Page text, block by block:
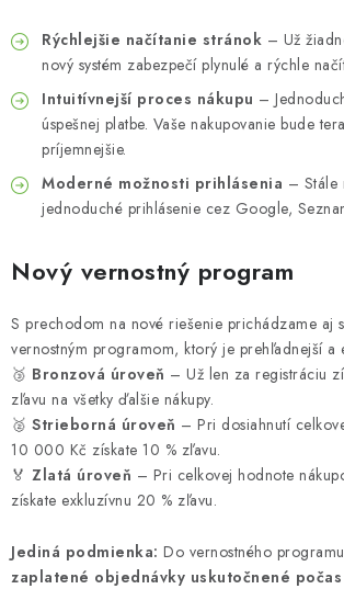
Doprava a platba Recenzie
Vernostný
Prečo Botanic?
Kontakty
Rýchlejšie načítanie stránok – Už
nový systém zabezpečí plynulé a rýchle
Intuitívnejší proces nákupu –
úspešnej platbe. Vaše nakupovanie bude
príjemnejšie.
Moderné možnosti prihlásenia – Stále
jednoduché prihlásenie cez Google,
Nový vernostný program
S prechodom na nové riešenie prichádzame aj
vernostným programom, ktorý je prehľadnejší a
🥉 Bronzová úroveň – Už len za registráciu
zľavu na všetky ďalšie nákupy.
🥈 Strieborná úroveň – Pri dosiahnutí
10 000 Kč získate 10 % zľavu.
🏅 Zlatá úroveň – Pri celkovej hodnote
získate exkluzívnu 20 % zľavu.
Jediná podmienka: Do vernostného
zaplatené objednávky uskutočnené